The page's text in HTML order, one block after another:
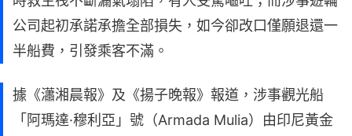
公司起初承諾承擔全部損失，如今卻改口僅願退還一
半船費，引發乘客不滿。
據《瀟湘晨報》及《揚子晚報》報道，涉事觀光船
「阿瑪達·穆利亞」號（Armada Mulia）由印尼黃金